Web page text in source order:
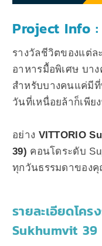
Project Info :
รางวัลชีวิตของแต่
อาหารมื้อพิเศษ บา
สำหรับบางคนแค่มี
วันที่เหนื่อยล้าก็เพีย
อย่าง VITTORIO
39) คอนโดระดับ
ทุกวันธรรมดาของ
รายละเอียดโคร
Sukhumvit 39